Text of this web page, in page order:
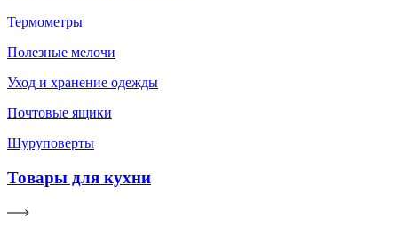
Термометры
Полезные мелочи
Уход и хранение одежды
Почтовые ящики
Шуруповерты
Товары для кухни